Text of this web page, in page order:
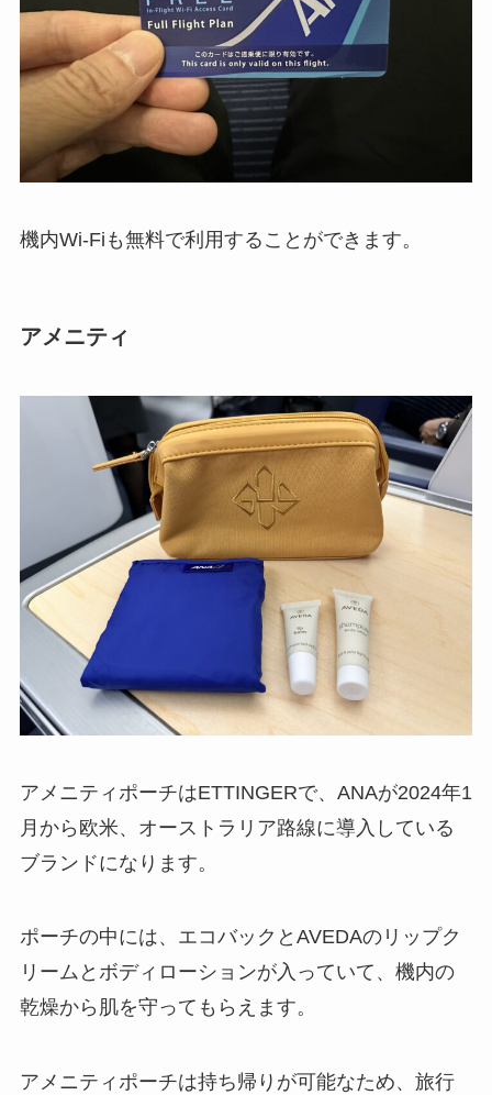
機内Wi-Fiも無料で利用することができます。
アメニティ
アメニティポーチはETTINGERで、ANAが2024年1
月から欧米、オーストラリア路線に導入している
ブランドになります。
ポーチの中には、エコバックとAVEDAのリップク
リームとボディローションが入っていて、機内の
乾燥から肌を守ってもらえます。
アメニティポーチは持ち帰りが可能なため、旅行